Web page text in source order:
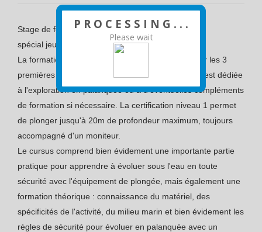
P R O C E S S I N G . . .
Please wait
Stage de formation et d'exploration en plongée
spécial jeunes !!!
La formation de plongeur Niveau 1 est planifiée sur les 3
premières journées de stage. La dernière journée est dédiée
à l'exploration en palanquée ou à d'éventuelles compléments
de formation si nécessaire. La certification niveau 1 permet
de plonger jusqu'à 20m de profondeur maximum, toujours
accompagné d'un moniteur.
Le cursus comprend bien évidement une importante partie
pratique pour apprendre à évoluer sous l'eau en toute
sécurité avec l'équipement de plongée, mais également une
formation théorique : connaissance du matériel, des
spécificités de l'activité, du milieu marin et bien évidement les
règles de sécurité pour évoluer en palanquée avec un